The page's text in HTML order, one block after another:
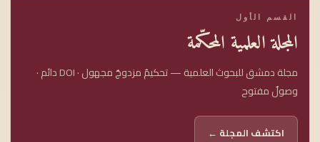
القسم الأول
المجلة العلمية المحكّمة
مجلة دمشق للبحوث العلمية — تحكيمٌ مزدوجٌ مجهول · DOI دائم ·
وصولٌ مفتوح
اكتشف المجلة ←